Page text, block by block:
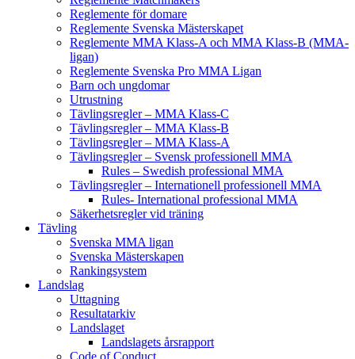
Reglemente för domare
Reglemente Svenska Mästerskapet
Reglemente MMA Klass-A och MMA Klass-B (MMA-
ligan)
Reglemente Svenska Pro MMA Ligan
Barn och ungdomar
Utrustning
Tävlingsregler – MMA Klass-C
Tävlingsregler – MMA Klass-B
Tävlingsregler – MMA Klass-A
Tävlingsregler – Svensk professionell MMA
Rules – Swedish professional MMA
Tävlingsregler – Internationell professionell MMA
Rules- International professional MMA
Säkerhetsregler vid träning
Tävling
Svenska MMA ligan
Svenska Mästerskapen
Rankingsystem
Landslag
Uttagning
Resultatarkiv
Landslaget
Landslagets årsrapport
Code of Conduct